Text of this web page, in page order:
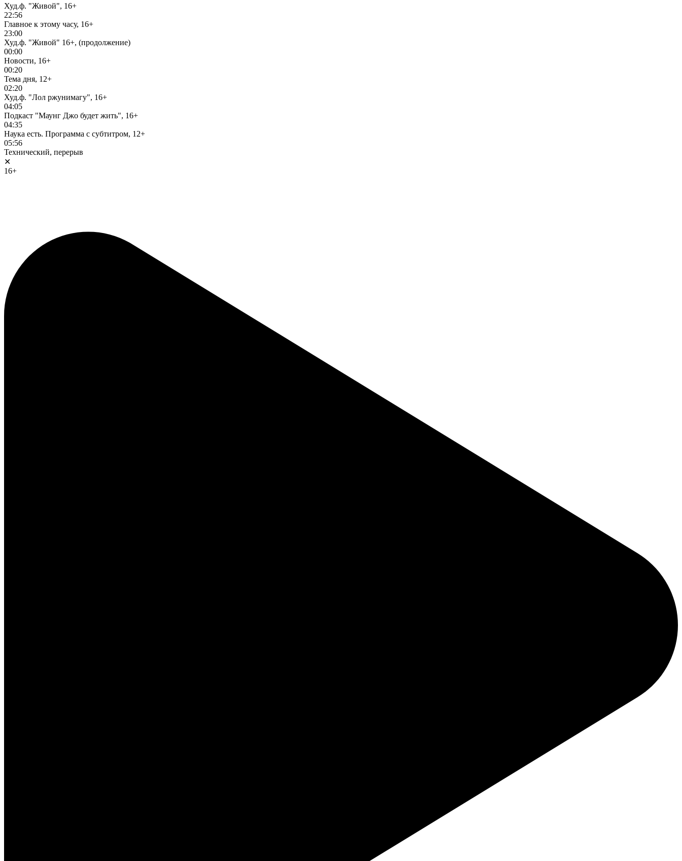
Худ.ф. "Живой", 16+
22:56
Главное к этому часу, 16+
23:00
Худ.ф. "Живой" 16+, (продолжение)
00:00
Новости, 16+
00:20
Тема дня, 12+
02:20
Худ.ф. "Лол ржунимагу", 16+
04:05
Подкаст "Маунг Джо будет жить", 16+
04:35
Наука есть. Программа с субтитром, 12+
05:56
Технический, перерыв
✕
16+